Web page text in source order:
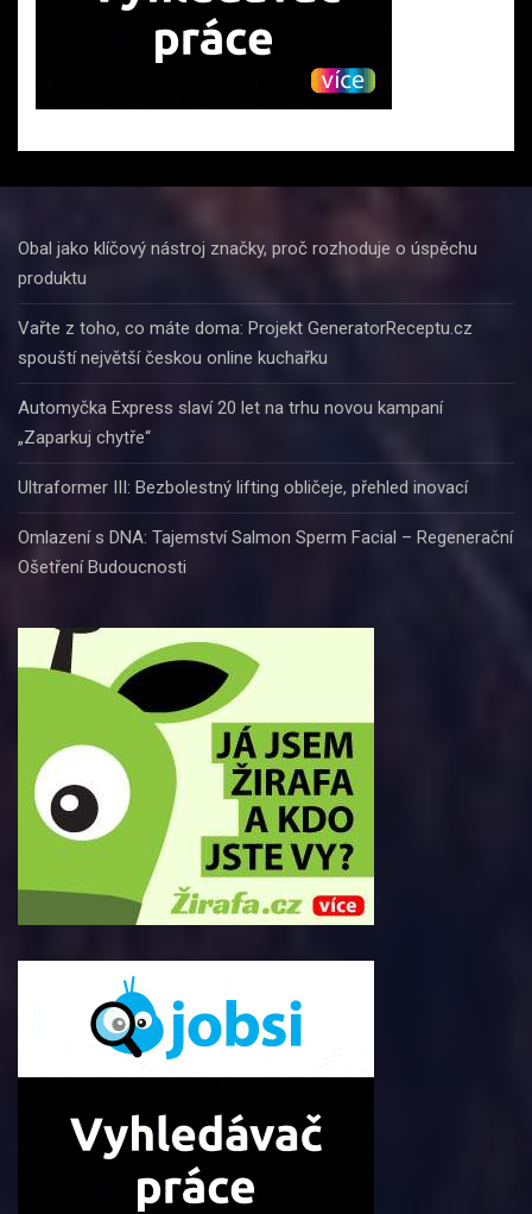
Obal jako klíčový nástroj značky, proč rozhoduje o úspěchu
produktu
Vařte z toho, co máte doma: Projekt GeneratorReceptu.cz
spouští největší českou online kuchařku
Automyčka Express slaví 20 let na trhu novou kampaní
„Zaparkuj chytře“
Ultraformer III: Bezbolestný lifting obličeje, přehled inovací
Omlazení s DNA: Tajemství Salmon Sperm Facial – Regenerační
Ošetření Budoucnosti